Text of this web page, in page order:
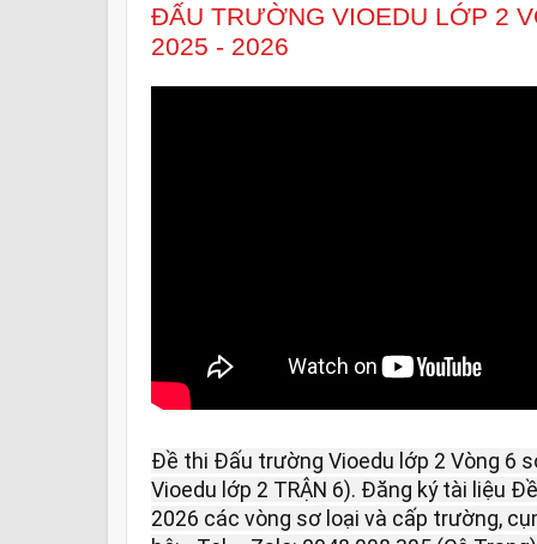
ĐẤU TRƯỜNG VIOEDU LỚP 2
2025 - 2026
Đề thi Đấu trường Vioedu lớp 2 Vòng 6
Vioedu lớp 2 TRẬN 6). Đăng ký tài liệu
2026 các vòng sơ loại và cấp trường,